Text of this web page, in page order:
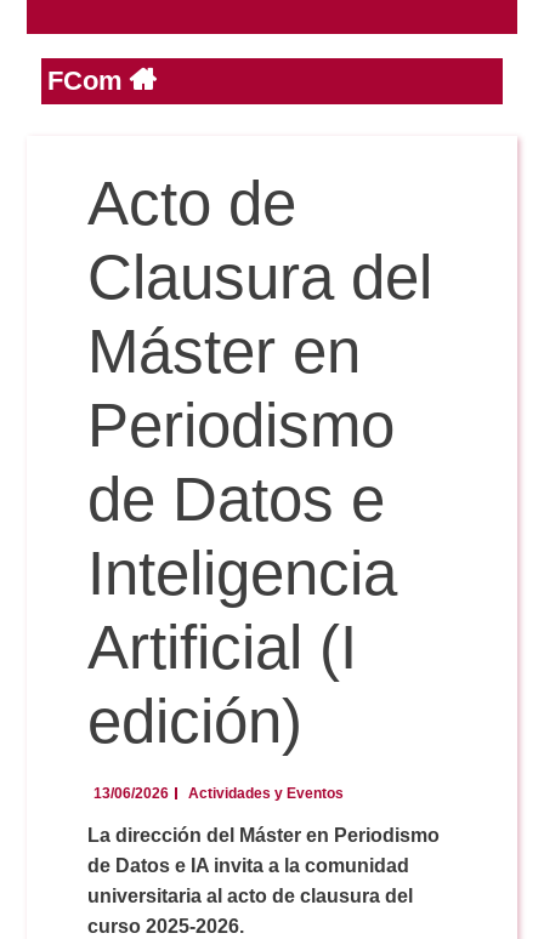
Reservas
Publicidad y RR.PP
Comunicación Audiovisual
Doble Grado PER/CAV
Exámenes Grado
Periodismo
Publicidad y RR.PP
Comunicación Audiovisual
Doble Grado PER/CAV
Secretaría Virtual
#miTFG
#YoPractico
Boletines
FCom
Acto de
Clausura del
Máster en
Periodismo
de Datos e
Inteligencia
Artificial (I
edición)
13/06/2026 Actividades y Eventos
La dirección del Máster en Periodismo
de Datos e IA invita a la comunidad
universitaria al acto de clausura del
curso 2025-2026.